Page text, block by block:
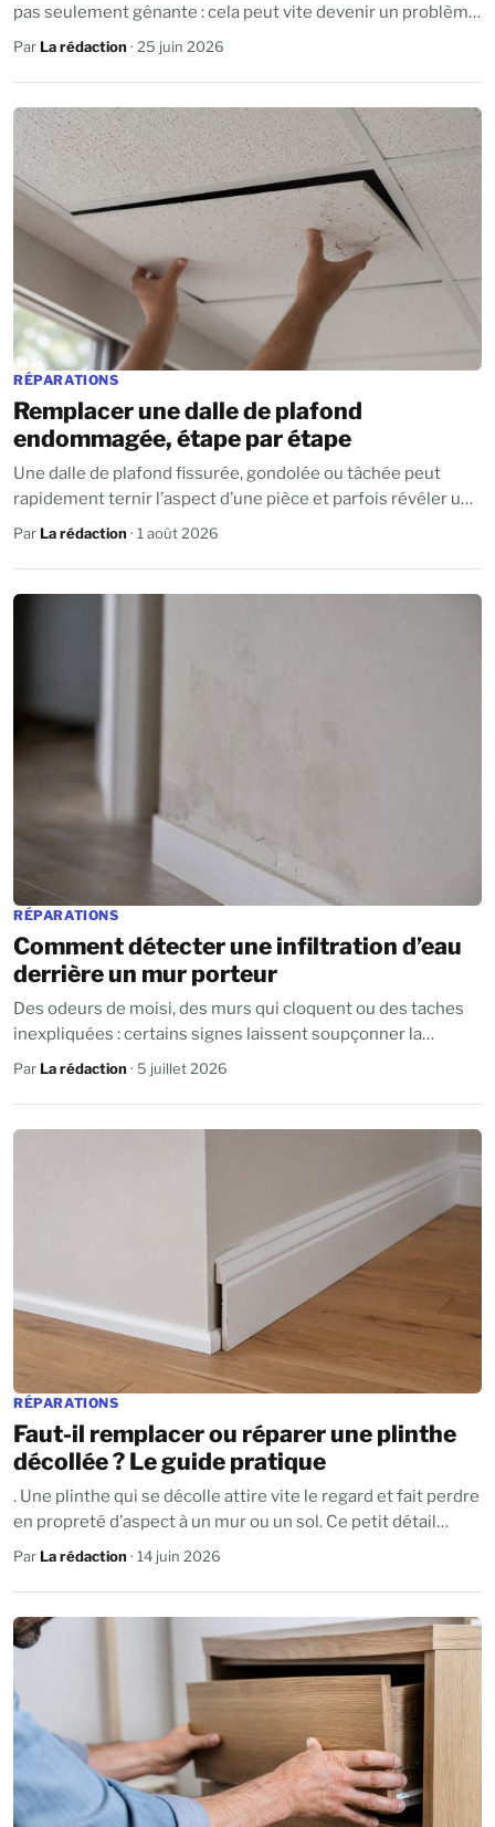
pas seulement gênante : cela peut vite devenir un problème
de sécurité dans votre...
Par La rédaction · 25 juin 2026
RÉPARATIONS
Remplacer une dalle de plafond
endommagée, étape par étape
Une dalle de plafond fissurée, gondolée ou tâchée peut
rapidement ternir l’aspect d’une pièce et parfois révéler une
infiltration. Bonne nouvelle...
Par La rédaction · 1 août 2026
RÉPARATIONS
Comment détecter une infiltration d’eau
derrière un mur porteur
Des odeurs de moisi, des murs qui cloquent ou des taches
inexpliquées : certains signes laissent soupçonner la
présence d’humidité ou d’une...
Par La rédaction · 5 juillet 2026
RÉPARATIONS
Faut-il remplacer ou réparer une plinthe
décollée ? Le guide pratique
. Une plinthe qui se décolle attire vite le regard et fait perdre
en propreté d’aspect à un mur ou un sol. Ce petit détail
trahit parfois d’autres...
Par La rédaction · 14 juin 2026